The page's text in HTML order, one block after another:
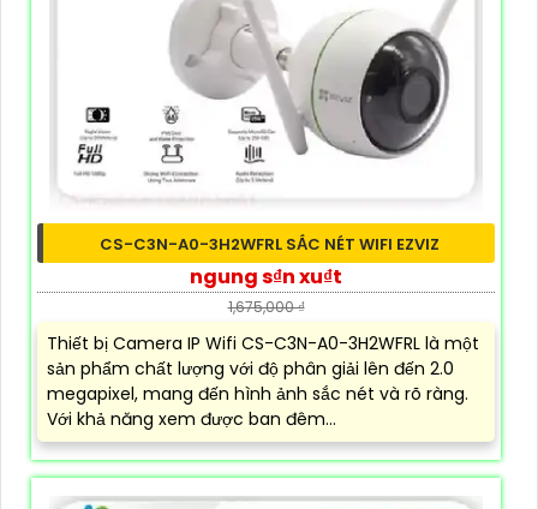
CS-C3N-A0-3H2WFRL SẮC NÉT WIFI EZVIZ
ngung s₫n xu₫t
1,675,000 ₫
Thiết bị Camera IP Wifi CS-C3N-A0-3H2WFRL là một
sản phẩm chất lượng với độ phân giải lên đến 2.0
megapixel, mang đến hình ảnh sắc nét và rõ ràng.
Với khả năng xem được ban đêm...